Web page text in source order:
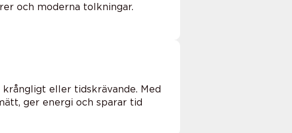
och moderna tolkningar.
eller tidskrävande. Med
ger energi och sparar tid